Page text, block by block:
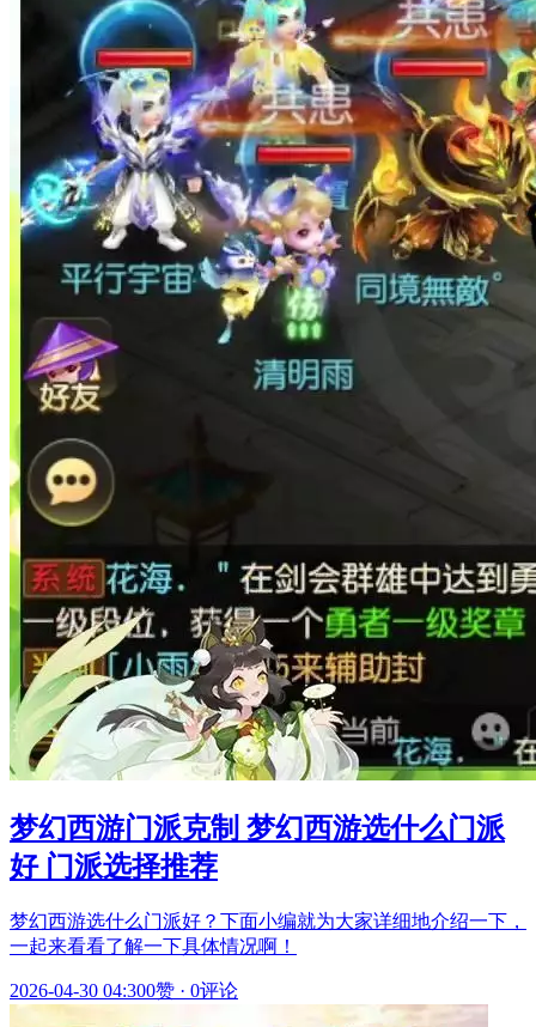
梦幻西游门派克制 梦幻西游选什么门派
好 门派选择推荐
梦幻西游选什么门派好？下面小编就为大家详细地介绍一下，
一起来看看了解一下具体情况啊！
2026-04-30 04:300赞 · 0评论